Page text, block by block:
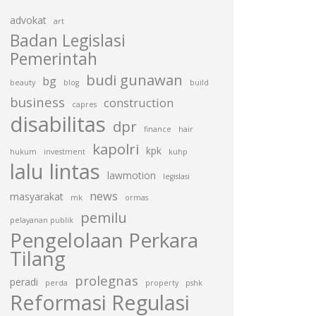
advokat art
Badan Legislasi
Pemerintah
beauty bg blog budi gunawan build
business capres construction
disabilitas dpr finance hair
hukum investment kapolri kpk kuhp
lalu lintas lawmotion legislasi
masyarakat mk news ormas
pelayanan publik pemilu
Pengelolaan Perkara
Tilang
peradi perda prolegnas property pshk
Reformasi Regulasi